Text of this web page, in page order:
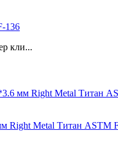
136
кли...
Right Metal Титан ASTM